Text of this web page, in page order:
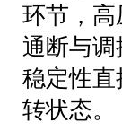
环节，
通断与
稳定性
转状态。